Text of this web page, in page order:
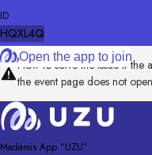
ID
HQXL4Q
Open the app to join
How to solve the issue if
the event page does not open
Madamis App “UZU”